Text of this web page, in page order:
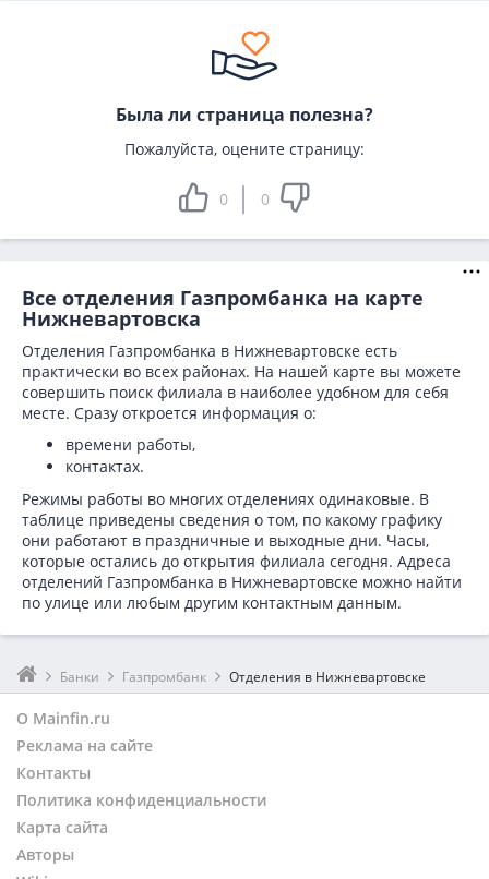
Была ли страница полезна?
Пожалуйста, оцените страницу:
0 0
Все отделения Газпромбанка на карте
Нижневартовска
Отделения Газпромбанка в Нижневартовске есть
практически во всех районах. На нашей карте вы можете
совершить поиск филиала в наиболее удобном для себя
месте. Сразу откроется информация о:
времени работы,
контактах.
Режимы работы во многих отделениях одинаковые. В
таблице приведены сведения о том, по какому графику
они работают в праздничные и выходные дни. Часы,
которые остались до открытия филиала сегодня. Адреса
отделений Газпромбанка в Нижневартовске можно найти
по улице или любым другим контактным данным.
Банки Газпромбанк Отделения в Нижневартовске
О Mainfin.ru
Реклама на сайте
Контакты
Политика конфиденциальности
Карта сайта
Авторы